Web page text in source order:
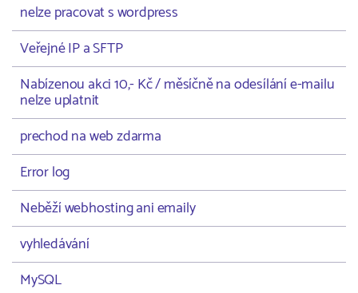
nelze pracovat s wordpress
Veřejné IP a SFTP
Nabízenou akci 10,- Kč / měsíčně na odesílání e-mailu
nelze uplatnit
prechod na web zdarma
Error log
Neběží webhosting ani emaily
vyhledávání
MySQL